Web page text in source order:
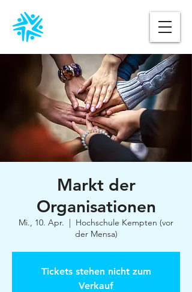
Markt der
Organisationen
Mi., 10. Apr.
  |
Hochschule Kempten (vor
der Mensa)
Tickets stehen nicht zum
Verkauf